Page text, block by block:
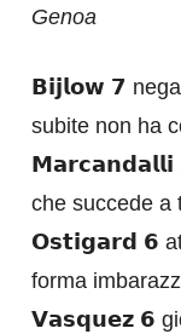
Genoa
𝗕𝗶𝗷𝗹𝗼𝘄 𝟳
subite non ha
𝗠𝗮𝗿𝗰𝗮𝗻𝗱𝗮𝗹𝗹𝗶
che succede a
𝗢𝘀𝘁𝗶𝗴𝗮𝗿𝗱 𝟲
forma
𝗩𝗮𝘀𝗾𝘂𝗲𝘇 𝟲